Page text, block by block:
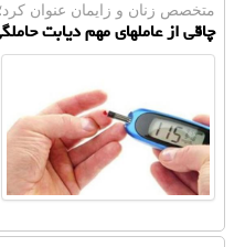
متخصص زنان و زایمان عنوان كرد؛
چاقی از عاملهای مهم دیابت